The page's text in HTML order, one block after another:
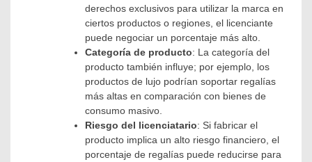
derechos exclusivos para utilizar la marca en
ciertos productos o regiones, el licenciante
puede negociar un porcentaje más alto.
Categoría de producto: La categoría del
producto también influye; por ejemplo, los
productos de lujo podrían soportar regalías
más altas en comparación con bienes de
consumo masivo.
Riesgo del licenciatario: Si fabricar el
producto implica un alto riesgo financiero, el
porcentaje de regalías puede reducirse para